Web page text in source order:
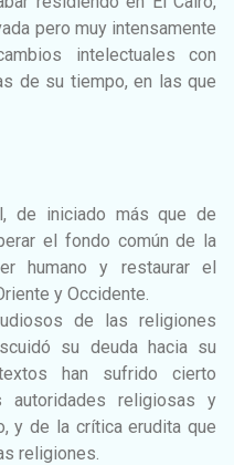
pero muy intensamente
intelectuales con
de su tiempo, en las que
de iniciado más que de
el fondo común de la
humano y restaurar el
y Occidente.
de las religiones
su deuda hacia su
han sufrido cierto
religiosas y
y de la crítica erudita que
religiones.